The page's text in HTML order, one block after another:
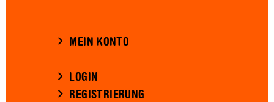
MEIN KONTO
LOGIN
REGISTRIERUNG